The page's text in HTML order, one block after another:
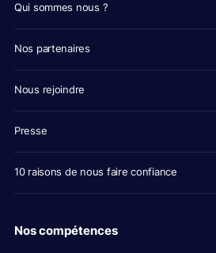
Qui sommes nous ?
Nos partenaires
Nous rejoindre
Presse
10 raisons de nous faire confiance
Nos compétences